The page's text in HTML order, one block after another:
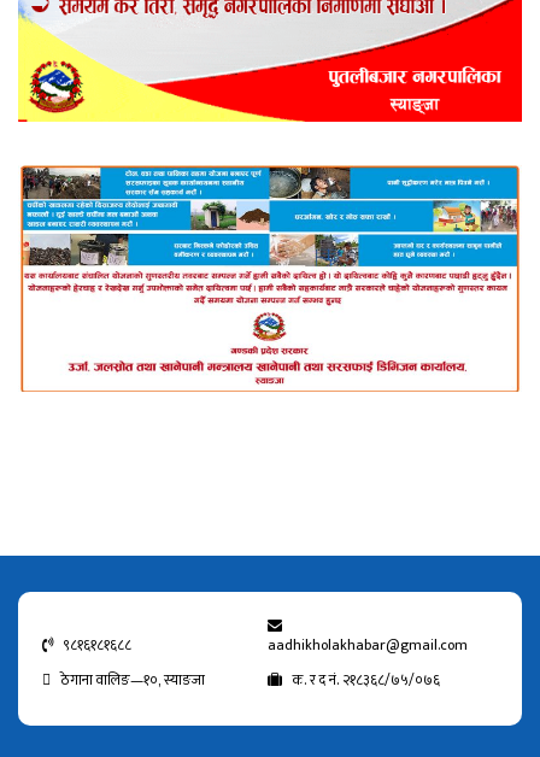
९८१६१८१६८८
aadhikholakhabar@gmail.com
ठेगाना वालिङ—१०, स्याङजा
क. र द नं. २१८३६८/७५/०७६